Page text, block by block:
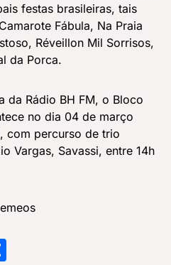
festas brasileiras, tais
Fábula, Na Praia
Réveillon Mil Sorrisos,
da Porca.
da Rádio BH FM, o Bloco
no dia 04 de março
com percurso de trio
Vargas, Savassi, entre 14h